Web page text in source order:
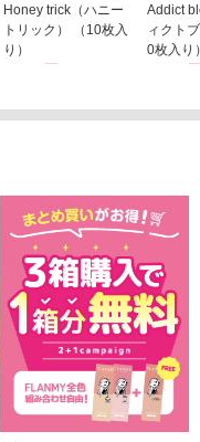
Honey trick（ハニー
トリック） （10枚入
り）
Addict
ィクト
0枚入り